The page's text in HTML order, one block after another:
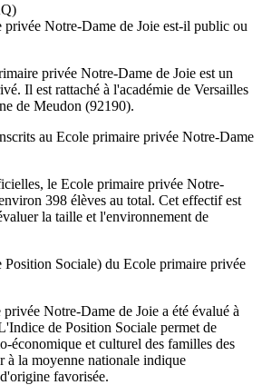
Notre-Dame de Joie est-il public ou
privée Notre-Dame de Joie est un
Il est rattaché à l'académie de Versailles
de Meudon (92190).
au Ecole primaire privée Notre-Dame
le Ecole primaire privée Notre-
398 élèves au total. Cet effectif est
la taille et l'environnement de
Sociale) du Ecole primaire privée
Notre-Dame de Joie a été évalué à
de Position Sociale permet de
économique et culturel des familles des
à la moyenne nationale indique
favorisée.